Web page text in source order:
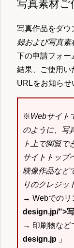
写真素材ご
写真作品をダウ
録および写真素
下の申請フォー
結果、ご使用い
URLをお知らせ
※Webサイト
のように、写
ト上で閲覧で
サイトトップ
映像作品など
りのクレジッ
→ Webでの
design.jp/">
→ 印刷物など
design.jp 」